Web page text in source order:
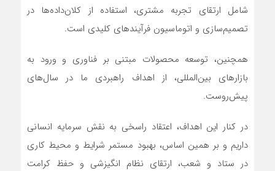
شامل ارتقای تجربه مشتری، استفاده از کلان‌داده‌ها در
تصمیم‌سازی و اتوماسیون فرآیندهای کلیدی است.
همچنین، توسعه محصولات مبتنی بر فناوری و ورود به
بازارهای بین‌المللی، از اهداف راهبردی ما در سال‌های
پیش‌روست.
در کنار این اهداف، اعتقاد راسخی به نقش سرمایه انسانی
داریم و بر همین اساس، بهبود مستمر شرایط و محیط کاری
در ستاد و شعب، ارتقای نظام انگیزشی و حفظ کرامت